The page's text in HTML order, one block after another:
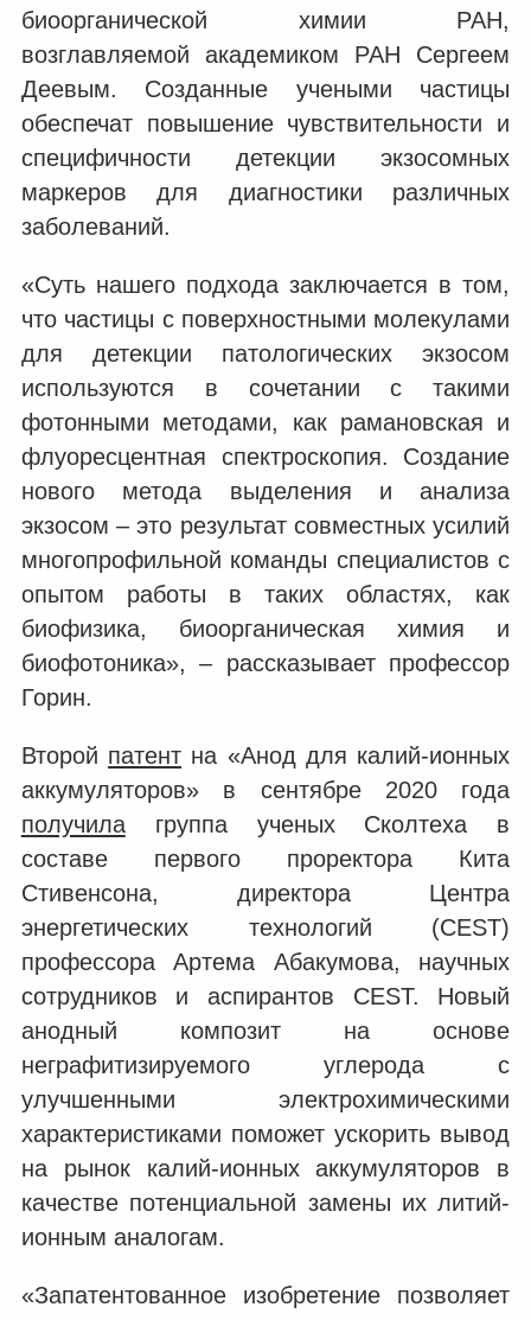
биоорганической химии РАН,
возглавляемой академиком РАН Сергеем
Деевым. Созданные учеными частицы
обеспечат повышение чувствительности и
специфичности детекции экзосомных
маркеров для диагностики различных
заболеваний.
«Суть нашего подхода заключается в том,
что частицы с поверхностными молекулами
для детекции патологических экзосом
используются в сочетании с такими
фотонными методами, как рамановская и
флуоресцентная спектроскопия. Создание
нового метода выделения и анализа
экзосом – это результат совместных усилий
многопрофильной команды специалистов с
опытом работы в таких областях, как
биофизика, биоорганическая химия и
биофотоника», – рассказывает профессор
Горин.
Второй патент на «Анод для калий-ионных
аккумуляторов» в сентябре 2020 года
получилагруппа ученых Сколтеха в
составе первого проректора Кита
Стивенсона, директора Центра
энергетических технологий (CEST)
профессора Артема Абакумова, научных
сотрудников и аспирантов CEST. Новый
анодный композит на основе
неграфитизируемого углерода с
улучшенными электрохимическими
характеристиками поможет ускорить вывод
на рынок калий-ионных аккумуляторов в
качестве потенциальной замены их литий-
ионным аналогам.
«Запатентованное изобретение позволяет